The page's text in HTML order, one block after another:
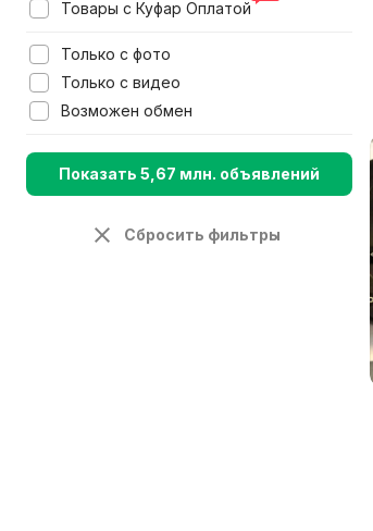
Товары с Куфар Оплатой
Только с фото
Только с видео
Возможен обмен
Показать 5,67 млн. объявлений
Сбросить фильтры